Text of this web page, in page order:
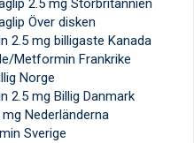
2.5 mg Storbritannien
Över disken
2.5 mg billigaste Kanada
Metformin Frankrike
Norge
2.5 mg Billig Danmark
Nederländerna
Sverige